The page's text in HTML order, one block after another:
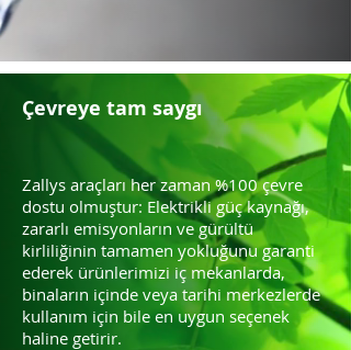
Çevreye tam saygı
Zallys araçları her zaman %100 çevre
dostu olmuştur: Elektrikli güç kaynağı,
zararlı emisyonların ve gürültü
kirliliğinin tamamen yokluğunu garanti
ederek ürünlerimizi iç mekanlarda,
binaların içinde veya tarihi merkezlerde
kullanım için bile en uygun seçenek
haline getirir.